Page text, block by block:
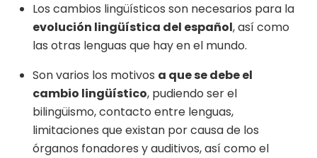
Los cambios lingüísticos son necesarios para la
evolución lingüística del español, así como
las otras lenguas que hay en el mundo.
Son varios los motivos a que se debe el
cambio lingüístico, pudiendo ser el
bilingüismo, contacto entre lenguas,
limitaciones que existan por causa de los
órganos fonadores y auditivos, así como el